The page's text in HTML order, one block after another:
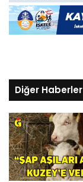
Diğer Haberler